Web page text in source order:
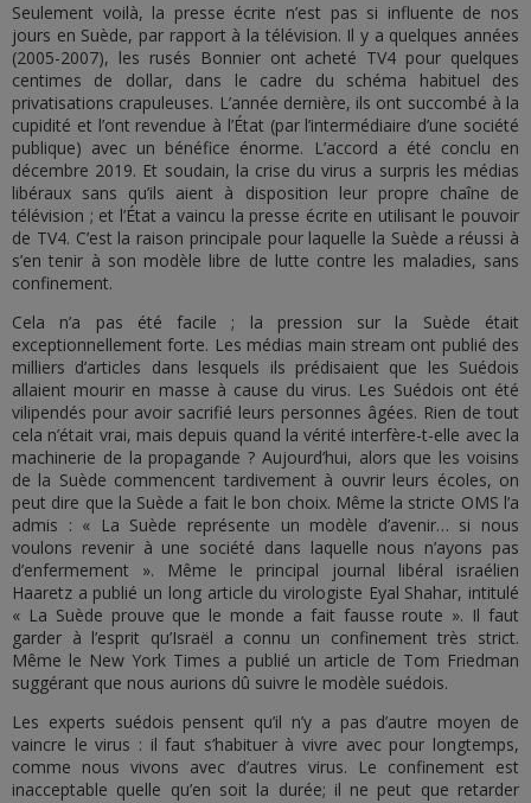
Seulement voilà, la presse écrite n’est pas si influente de nos
jours en Suède, par rapport à la télévision. Il y a quelques années
(2005-2007), les rusés Bonnier ont acheté TV4 pour quelques
centimes de dollar, dans le cadre du schéma habituel des
privatisations crapuleuses. L’année dernière, ils ont succombé à la
cupidité et l’ont revendue à l’État (par l’intermédiaire d’une société
publique) avec un bénéfice énorme. L’accord a été conclu en
décembre 2019. Et soudain, la crise du virus a surpris les médias
libéraux sans qu’ils aient à disposition leur propre chaîne de
télévision ; et l’État a vaincu la presse écrite en utilisant le pouvoir
de TV4. C’est la raison principale pour laquelle la Suède a réussi à
s’en tenir à son modèle libre de lutte contre les maladies, sans
confinement.
Cela n’a pas été facile ; la pression sur la Suède était
exceptionnellement forte. Les médias main stream ont publié des
milliers d’articles dans lesquels ils prédisaient que les Suédois
allaient mourir en masse à cause du virus. Les Suédois ont été
vilipendés pour avoir sacrifié leurs personnes âgées. Rien de tout
cela n’était vrai, mais depuis quand la vérité interfère-t-elle avec la
machinerie de la propagande ? Aujourd’hui, alors que les voisins
de la Suède commencent tardivement à ouvrir leurs écoles, on
peut dire que la Suède a fait le bon choix. Même la stricte OMS l’a
admis : « La Suède représente un modèle d’avenir… si nous
voulons revenir à une société dans laquelle nous n’ayons pas
d’enfermement ». Même le principal journal libéral israélien
Haaretz a publié un long article du virologiste Eyal Shahar, intitulé
« La Suède prouve que le monde a fait fausse route ». Il faut
garder à l’esprit qu’Israël a connu un confinement très strict.
Même le New York Times a publié un article de Tom Friedman
suggérant que nous aurions dû suivre le modèle suédois.
Les experts suédois pensent qu’il n’y a pas d’autre moyen de
vaincre le virus : il faut s’habituer à vivre avec pour longtemps,
comme nous vivons avec d’autres virus. Le confinement est
inacceptable quelle qu’en soit la durée; il ne peut que retarder